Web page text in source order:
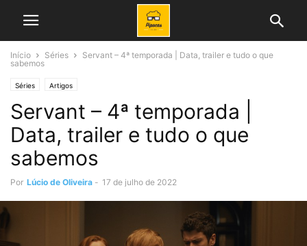
Início Séries
Servant – 4ª temporada | Data, trailer e tudo o que
sabemos
Séries Artigos
Servant – 4ª temporada |
Data, trailer e tudo o que
sabemos
Por Lúcio de Oliveira - 17 de julho de 2022